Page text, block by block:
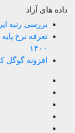
داده های آزاد
بررسی رتبه
تعرفه نرخ
۱۴۰۰
افزونه گوگل